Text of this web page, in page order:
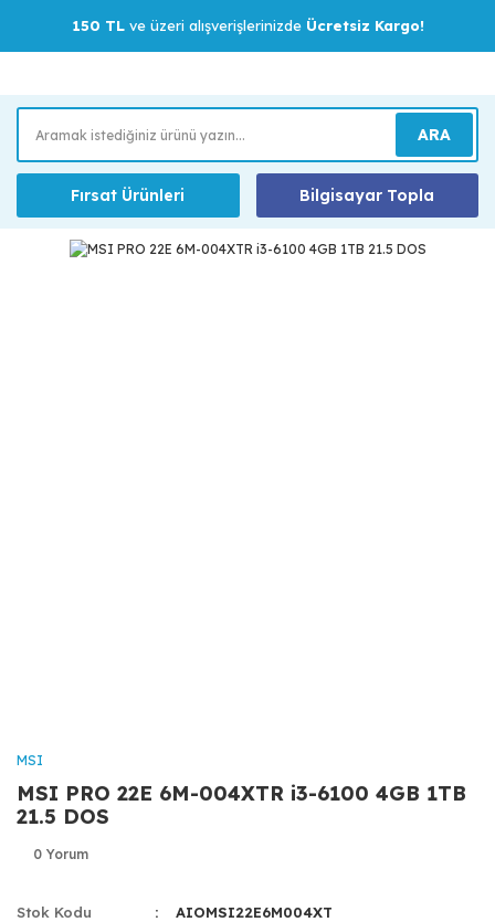
150 TLve üzeri alışverişlerinizde Ücretsiz Kargo!
ARA
Fırsat Ürünleri Bilgisayar Topla
MSI
MSI PRO 22E 6M-004XTR i3-6100 4GB 1TB
21.5 DOS
0 Yorum
Stok Kodu AIOMSI22E6M004XT